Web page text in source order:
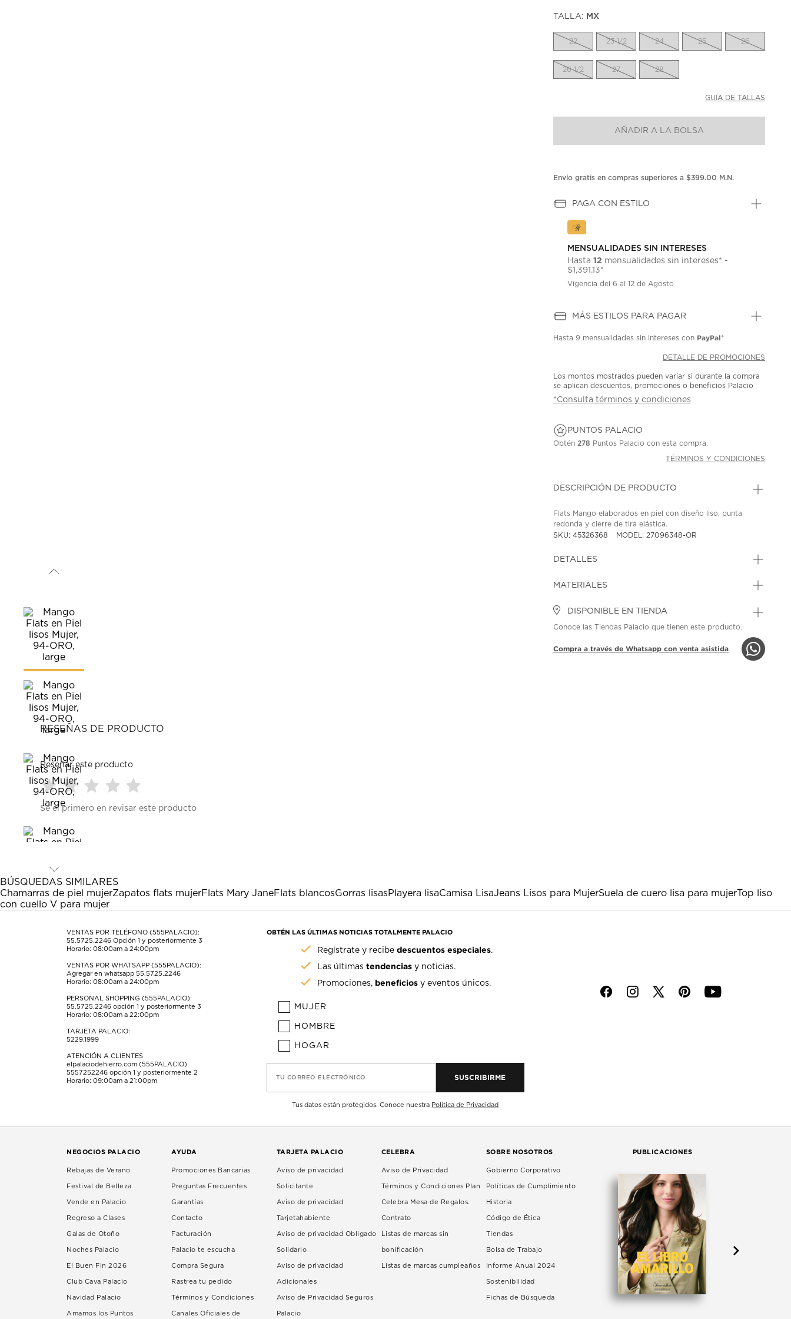
la
misma
TALLA: MX
22 23 1/2 24 25 26
26 1/2 27 28
GUÍA DE TALLAS
AÑADIR A LA BOLSA
Envío gratis en compras superiores a $399.00 M.N.
PAGA CON ESTILO
MENSUALIDADES SIN INTERESES
Hasta12 mensualidades sin intereses* -
$1,391.13*
Vigencia del 6 al 12 de Agosto
MÁS ESTILOS PARA PAGAR
Hasta9 mensualidades sin intereses con PayPal*
DETALLE DE PROMOCIONES
Los montos mostrados pueden variar si durante la compra
se aplican descuentos, promociones o beneficios Palacio
*Consulta términos y condiciones
PUNTOS PALACIO
Obtén 278 Puntos Palacio con esta compra.
TÉRMINOS Y CONDICIONES
DESCRIPCIÓN DE PRODUCTO
Flats Mango elaborados en piel con diseño liso, punta
redonda y cierre de tira elástica.
SKU: 45326368
MODEL: 27096348-OR
DETALLES
MATERIALES
DISPONIBLE EN TIENDA
Conoce las Tiendas Palacio que tienen este producto.
Compra a través de Whatsapp con venta asistida
RESEÑAS DE PRODUCTO
Reseñar este producto
Seleccionar
para
el
artículo
estrella
Esta
acción
abrirá
formulario
Seleccionar
para
el
artículo
estrellas.
Esta
acción
abrirá
formulario
de
para
estrellas.
Esta
acción
abrirá
formulario
de
para
estrellas.
Esta
acción
abrirá
formulario
de
para
Esta
acción
formulario
de
envío.
Sé el primero en revisar este producto
BÚSQUEDAS SIMILARES
Chamarras de piel mujerZapatos flats mujerFlats Mary JaneFlats blancosGorras lisasPlayera lisaCamisa LisaJeans Lisos para MujerSuela de cuero lisa para mujerTop liso
con cuello V para mujer
VENTAS POR TELÉFONO (555PALACIO):
55.5725.2246 Opción 1 y posteriormente 3
Horario: 08:00am a 24:00pm
VENTAS POR WHATSAPP (555PALACIO):
Agregar en whatsapp 55.5725.2246
Horario: 08:00am a 24:00pm
PERSONAL SHOPPING (555PALACIO):
55.5725.2246 opción 1 y posteriormente 3
Horario: 08:00am a 22:00pm
TARJETA PALACIO:
5229.1999
ATENCIÓN A CLIENTES
elpalaciodehierro.com (555PALACIO)
5557252246 opción 1 y posteriormente 2
Horario: 09:00am a 21:00pm
OBTÉN LAS ÚLTIMAS NOTICIAS TOTALMENTE PALACIO
Regístrate y recibedescuentos especiales.
Las últimastendencias y noticias.
Promociones, beneficios y eventos únicos.
MUJER
HOMBRE
HOGAR
TU CORREO ELECTRÓNICO SUSCRIBIRME
Tus datos están protegidos. Conoce nuestra Política de Privacidad
f i p y
NEGOCIOS PALACIO
Rebajas de Verano
Festival de Belleza
Vende en Palacio
Regreso a Clases
Galas de Otoño
Noches Palacio
El Buen Fin 2026
Club Cava Palacio
Navidad Palacio
Amamos los Puntos
AYUDA
Promociones Bancarias
Preguntas Frecuentes
Garantías
Contacto
Facturación
Palacio te escucha
Compra Segura
Rastrea tu pedido
Términos y Condiciones
Canales Oficiales de
TARJETA PALACIO
Aviso de privacidad
Solicitante
Aviso de privacidad
Tarjetahabiente
Aviso de privacidad Obligado
Solidario
Aviso de privacidad
Adicionales
Aviso de Privacidad Seguros
Palacio
CELEBRA
Aviso de Privacidad
Términos y Condiciones Plan
Celebra Mesa de Regalos.
Contrato
Listas de marcas sin
bonificación
Listas de marcas cumpleaños
SOBRE NOSOTROS
Gobierno Corporativo
Políticas de Cumplimiento
Historia
Código de Ética
Tiendas
Bolsa de Trabajo
Informe Anual 2024
Sostenibilidad
Fichas de Búsqueda
PUBLICACIONES